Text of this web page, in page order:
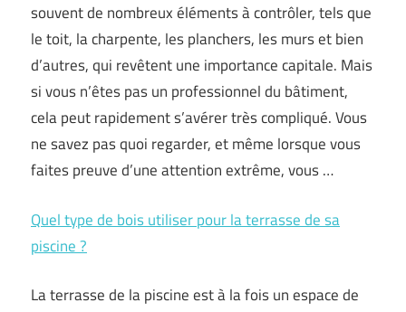
souvent de nombreux éléments à contrôler, tels que
le toit, la charpente, les planchers, les murs et bien
d’autres, qui revêtent une importance capitale. Mais
si vous n’êtes pas un professionnel du bâtiment,
cela peut rapidement s’avérer très compliqué. Vous
ne savez pas quoi regarder, et même lorsque vous
faites preuve d’une attention extrême, vous …
Quel type de bois utiliser pour la terrasse de sa
piscine ?
La terrasse de la piscine est à la fois un espace de